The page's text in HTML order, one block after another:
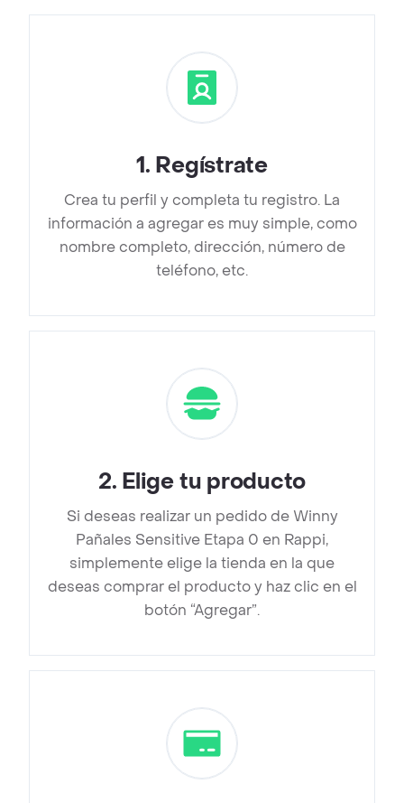
1. Regístrate
Crea tu perfil y completa tu registro. La
información a agregar es muy simple, como
nombre completo, dirección, número de
teléfono, etc.
2. Elige tu producto
Si deseas realizar un pedido de Winny
Pañales Sensitive Etapa 0 en Rappi,
simplemente elige la tienda en la que
deseas comprar el producto y haz clic en el
botón “Agregar”.